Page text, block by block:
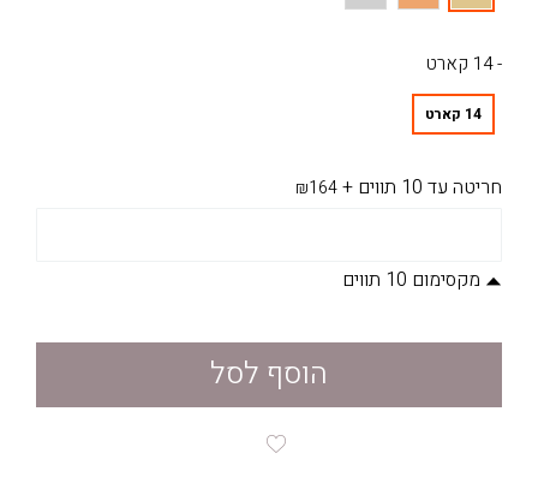
- 14 קארט
14 קארט
חריטה עד 10 תווים +
₪164
מקסימום 10 תווים
הוסף לסל